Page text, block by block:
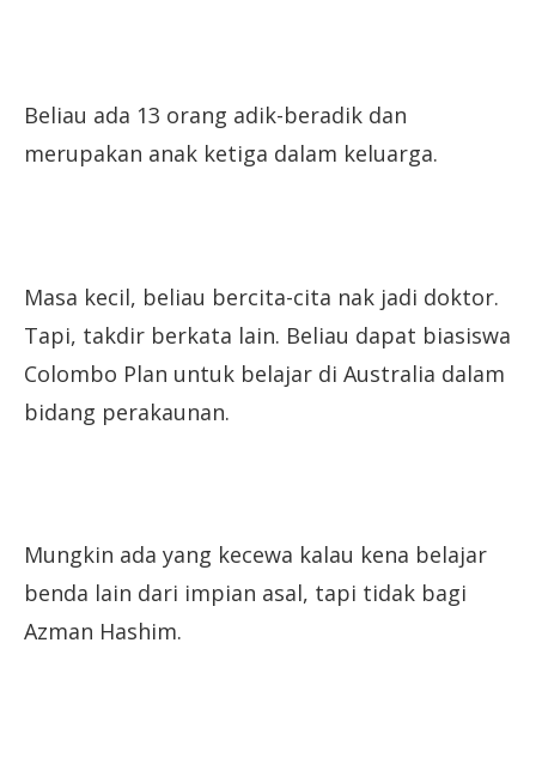
Beliau ada 13 orang adik-beradik dan
merupakan anak ketiga dalam keluarga.
Masa kecil, beliau bercita-cita nak jadi doktor.
Tapi, takdir berkata lain. Beliau dapat biasiswa
Colombo Plan untuk belajar di Australia dalam
bidang perakaunan.
Mungkin ada yang kecewa kalau kena belajar
benda lain dari impian asal, tapi tidak bagi
Azman Hashim.